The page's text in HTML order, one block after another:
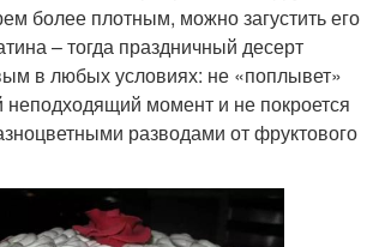
более плотным, можно загустить его
– тогда праздничный десерт
в любых условиях: не «поплывет»
неподходящий момент и не покроется
разводами от фруктового